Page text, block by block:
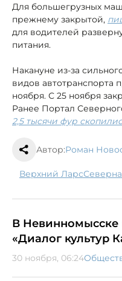
Для большегрузных
прежнему закрытой,
для водителей
питания.
Накануне из-за
видов автотранспорта
ноября. С 25 ноября
Ранее Портал
2,5 тысячи фур
Автор:Роман
Верхний Ларс
В Невинномысске
«Диалог культур
30 ноября, 06:24